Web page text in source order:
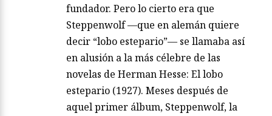
fundador. Pero lo cierto era que
Steppenwolf —que en alemán quiere
decir “lobo estepario”— se llamaba así
en alusión a la más célebre de las
novelas de Herman Hesse: El lobo
estepario (1927). Meses después de
aquel primer álbum, Steppenwolf, la